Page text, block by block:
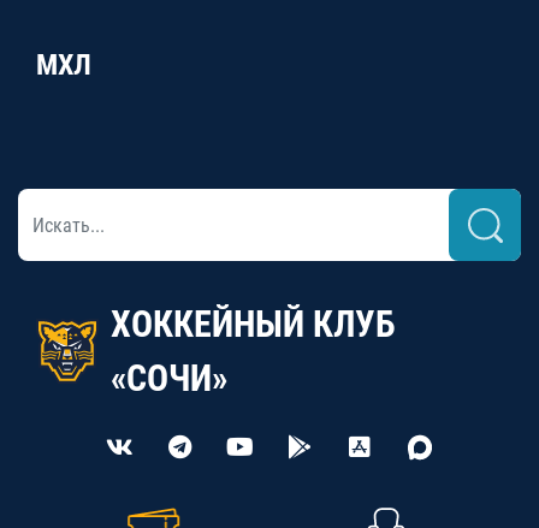
МХЛ
ХОККЕЙНЫЙ КЛУБ
«СОЧИ»